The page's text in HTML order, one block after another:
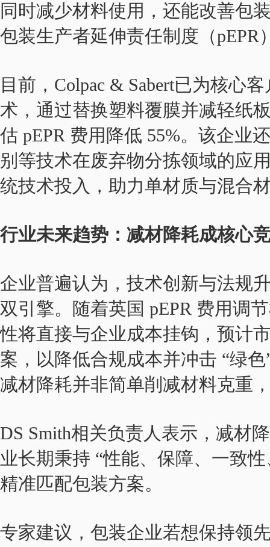
同时减少材料使用，还能改善包
包装生产者延伸责任制度（pEPR
目前，Colpac & Sabert已为核心
术，通过替换塑料覆膜并减轻纸
估 pEPR 费用降低 55%。该企业
别等技术在废弃物分拣领域的应
统技术投入，助力单材质与混合
行业未来趋势：减材降耗成核心
企业普遍认为，技术创新与法规
双引擎。随着英国 pEPR 费用调
性将直接与企业成本挂钩，预计
案，以降低合规成本并冲击 “绿
减材降耗并非简单削减材料克重
DS Smith相关负责人表示，减材
业长期秉持 “性能、保障、一致
精准匹配包装方案。
专家建议，包装企业若想保持领